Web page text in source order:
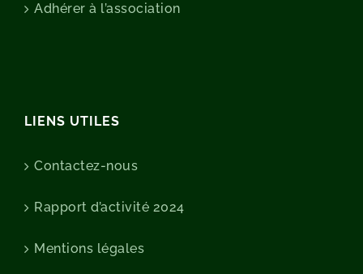
Adhérer à l’association
LIENS UTILES
Contactez-nous
Rapport d’activité 2024
Mentions légales